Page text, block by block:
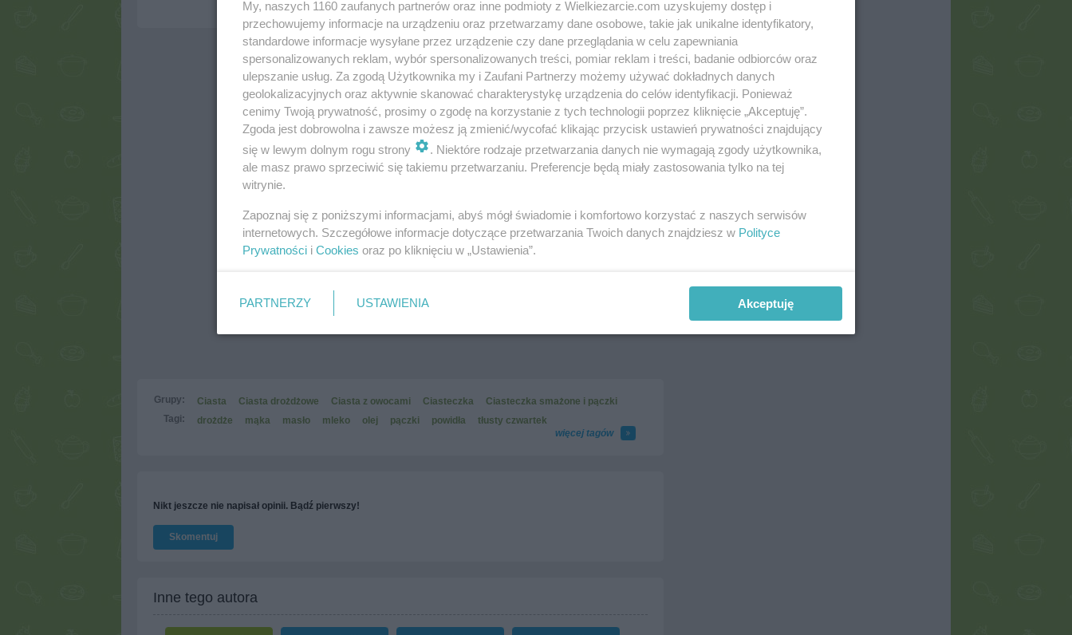
Grupy: Ciasta Ciasta drożdżowe Ciasta z owocami Ciasteczka
Ciasteczka smażone i pączki
Tagi:
drożdże mąka masło mleko olej pączki powidła
tłusty czwartek
więcej tagów
Nikt jeszcze nie napisał opinii. Bądź pierwszy!
Skomentuj
Inne tego autora
My, naszych 1160 zaufanych partnerów oraz inne podmioty z Wielkiezarcie.com uzyskujemy dostęp i
przechowujemy informacje na urządzeniu oraz przetwarzamy dane osobowe, takie jak unikalne identyfikatory,
standardowe informacje wysyłane przez urządzenie czy dane przeglądania w celu zapewniania
spersonalizowanych reklam, wybór spersonalizowanych treści, pomiar reklam i treści, badanie odbiorców oraz
ulepszanie usług. Za zgodą Użytkownika my i Zaufani Partnerzy możemy używać dokładnych danych
geolokalizacyjnych oraz aktywnie skanować charakterystykę urządzenia do celów identyfikacji. Ponieważ
cenimy Twoją prywatność, prosimy o zgodę na korzystanie z tych technologii poprzez kliknięcie „Akceptuję”.
Zgoda jest dobrowolna i zawsze możesz ją zmienić/wycofać klikając przycisk ustawień prywatności znajdujący
się w lewym dolnym rogu strony
. Niektóre rodzaje przetwarzania danych nie wymagają zgody użytkownika,
ale masz prawo sprzeciwić się takiemu przetwarzaniu. Preferencje będą miały zastosowania tylko na tej
witrynie.
Zapoznaj się z poniższymi informacjami, abyś mógł świadomie i komfortowo korzystać z naszych serwisów
internetowych. Szczegółowe informacje dotyczące przetwarzania Twoich danych znajdziesz w Polityce
Prywatności i Cookies oraz po kliknięciu w „Ustawienia”.
PARTNERZY USTAWIENIA Akceptuję